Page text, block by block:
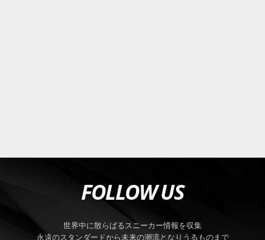
FOLLOW US
世界中に散らばるスニーカー情報を収集
永遠のスタンダードから未来の潮流となりうるものまで